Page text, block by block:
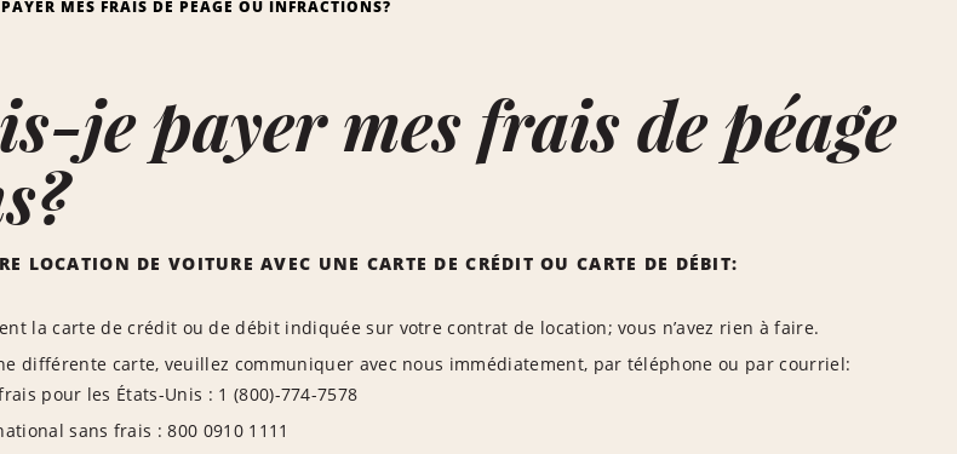
MES FRAIS DE PÉAGE OU INFRACTIONS?
je payer mes frais de péage
LOCATION DE VOITURE AVEC UNE CARTE DE CRÉDIT OU CARTE DE DÉBIT:
la carte de crédit ou de débit indiquée sur votre contrat de location; vous n’avez rien à faire.
différente carte, veuillez communiquer avec nous immédiatement, par téléphone ou par courriel:
pour les États-Unis : 1 (800)-774-7578
sans frais : 800 0910 1111